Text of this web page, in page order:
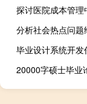
毕业设计系统开发